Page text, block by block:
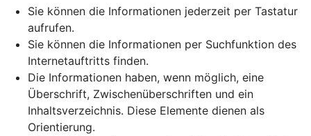
Sie können die Informationen jederzeit per Tastatur
aufrufen.
Sie können die Informationen per Suchfunktion des
Internetauftritts finden.
Die Informationen haben, wenn möglich, eine
Überschrift, Zwischenüberschriften und ein
Inhaltsverzeichnis. Diese Elemente dienen als
Orientierung.